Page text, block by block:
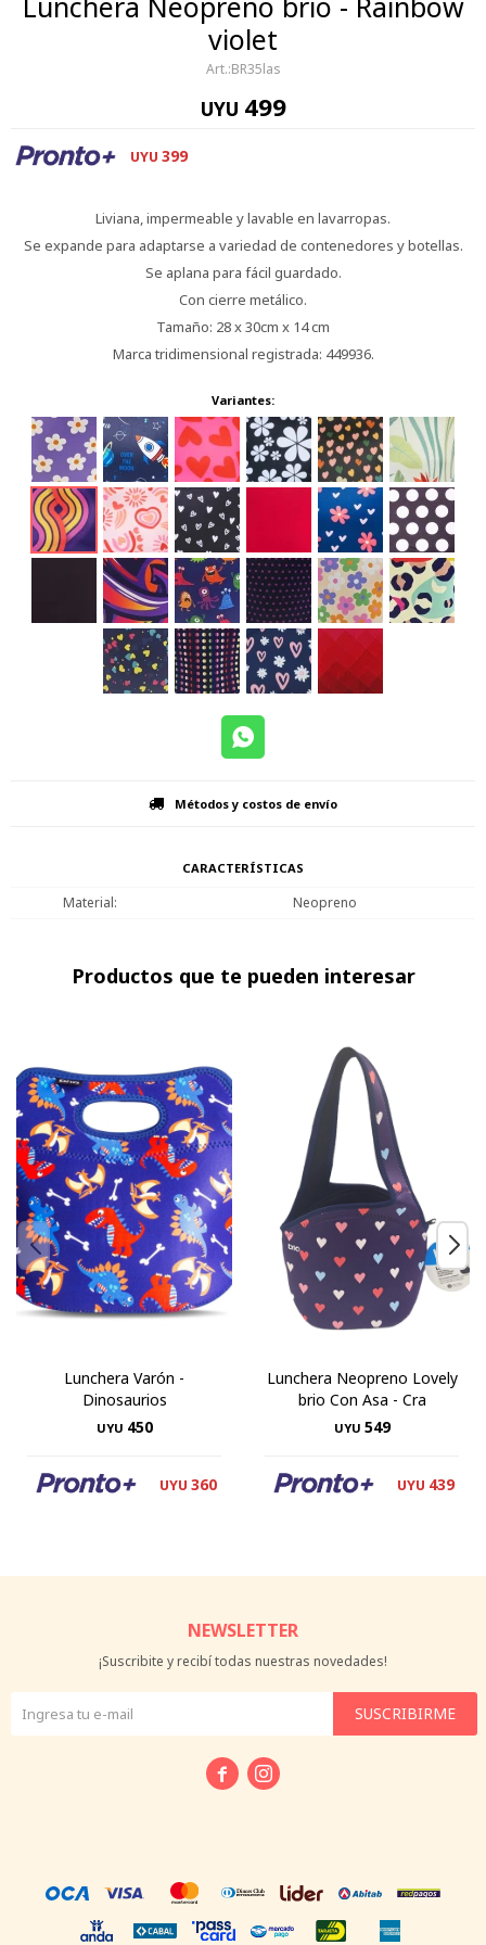
violet
BR35las
UYU 499
UYU 399
Liviana, impermeable y lavable en lavarropas.
Se expande para adaptarse a variedad de contenedores y botellas.
Se aplana para fácil guardado.
Con cierre metálico.
Tamaño: 28 x 30cm x 14 cm
Marca tridimensional registrada: 449936.
Variantes:
Métodos y costos de envío
CARACTERÍSTICAS
Material Neopreno
Productos que te pueden interesar
Lunchera Varón -
Dinosaurios
UYU 450
UYU 360
Lunchera Neopreno Lovely
brio Con Asa - Cra
UYU 549
UYU 439
NEWSLETTER
¡Suscribite y recibí todas nuestras novedades!
SUSCRIBIRME
 